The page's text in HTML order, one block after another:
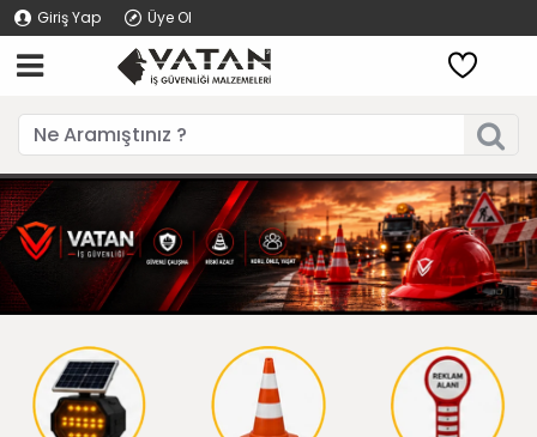
Giriş Yap Üye Ol